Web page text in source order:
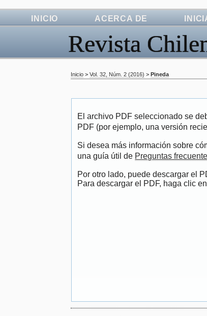
Revista
INICIO ACERCA DE
Inicio >Vol. 32, Núm. 2 (2016) >Pineda
El archivo PDF seleccionado se
PDF (por ejemplo, una versión
Si desea más información sobre
una guía útil de Preguntas
Por otro lado, puede descargar el
Para descargar el PDF, haga clic